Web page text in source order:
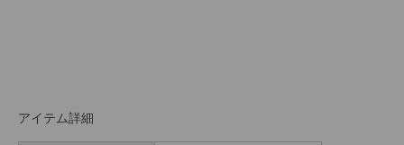
アイテム詳細